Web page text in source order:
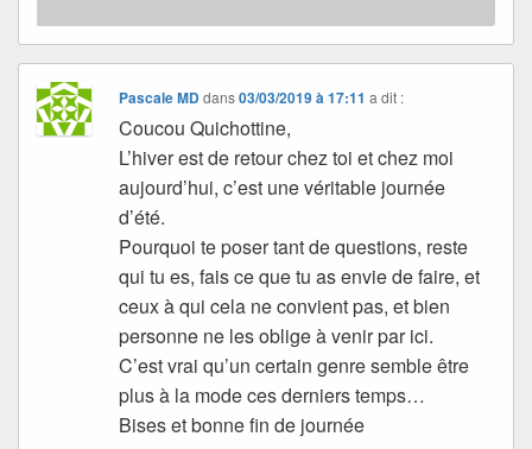
Pascale MDdans03/03/2019 à 17:11 a dit :
Coucou Quichottine,
L’hiver est de retour chez toi et chez moi
aujourd’hui, c’est une véritable journée
d’été.
Pourquoi te poser tant de questions, reste
qui tu es, fais ce que tu as envie de faire, et
ceux à qui cela ne convient pas, et bien
personne ne les oblige à venir par ici.
C’est vrai qu’un certain genre semble être
plus à la mode ces derniers temps…
Bises et bonne fin de journée